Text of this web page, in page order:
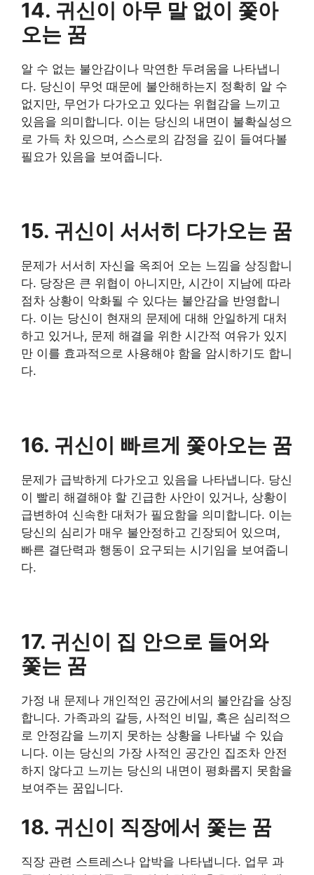
14. 귀신이 아무 말 없이 쫓아
오는 꿈
알 수 없는 불안감이나 막연한 두려움을 나타냅니
다. 당신이 무엇 때문에 불안해하는지 정확히 알 수
없지만, 무언가 다가오고 있다는 위협감을 느끼고
있음을 의미합니다. 이는 당신의 내면이 불확실성으
로 가득 차 있으며, 스스로의 감정을 깊이 들여다볼
필요가 있음을 보여줍니다.
15. 귀신이 서서히 다가오는 꿈
문제가 서서히 자신을 옥죄어 오는 느낌을 상징합니
다. 당장은 큰 위협이 아니지만, 시간이 지남에 따라
점차 상황이 악화될 수 있다는 불안감을 반영합니
다. 이는 당신이 현재의 문제에 대해 안일하게 대처
하고 있거나, 문제 해결을 위한 시간적 여유가 있지
만 이를 효과적으로 사용해야 함을 암시하기도 합니
다.
16. 귀신이 빠르게 쫓아오는 꿈
문제가 급박하게 다가오고 있음을 나타냅니다. 당신
이 빨리 해결해야 할 긴급한 사안이 있거나, 상황이
급변하여 신속한 대처가 필요함을 의미합니다. 이는
당신의 심리가 매우 불안정하고 긴장되어 있으며,
빠른 결단력과 행동이 요구되는 시기임을 보여줍니
다.
17. 귀신이 집 안으로 들어와
쫓는 꿈
가정 내 문제나 개인적인 공간에서의 불안감을 상징
합니다. 가족과의 갈등, 사적인 비밀, 혹은 심리적으
로 안정감을 느끼지 못하는 상황을 나타낼 수 있습
니다. 이는 당신의 가장 사적인 공간인 집조차 안전
하지 않다고 느끼는 당신의 내면이 평화롭지 못함을
보여주는 꿈입니다.
18. 귀신이 직장에서 쫓는 꿈
직장 관련 스트레스나 압박을 나타냅니다. 업무 과